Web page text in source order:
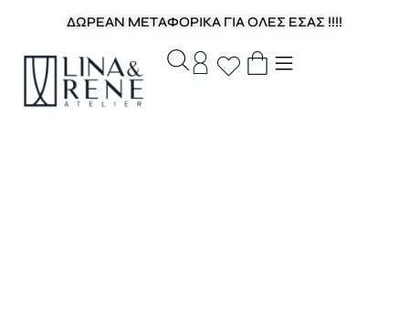
ΔΩΡΕΑΝ ΜΕΤΑΦΟΡΙΚΑ ΓΙΑ ΟΛΕΣ ΕΣΑΣ !!!!